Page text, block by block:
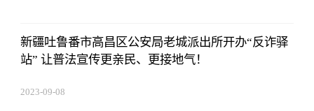
新疆吐鲁番市高昌区公安局老城派出所开办“反诈驿
站” 让普法宣传更亲民、更接地气！
2023-09-08